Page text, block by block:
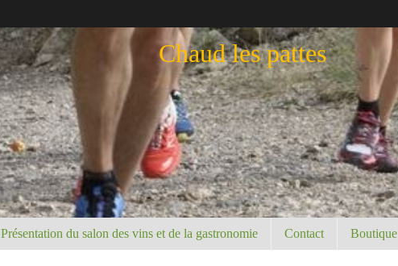
Chaud les pattes
Présentation du salon des vins et de la gastronomie Contact Boutique